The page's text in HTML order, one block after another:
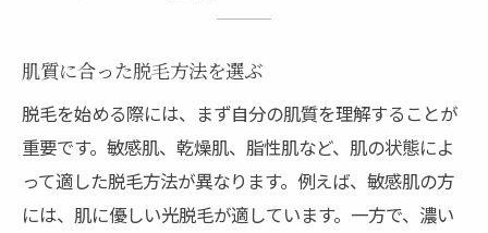
肌質に合った脱毛方法を選ぶ
脱毛を始める際には、まず自分の肌質を理解することが
重要です。敏感肌、乾燥肌、脂性肌など、肌の状態によ
って適した脱毛方法が異なります。例えば、敏感肌の方
には、肌に優しい光脱毛が適しています。一方で、濃い